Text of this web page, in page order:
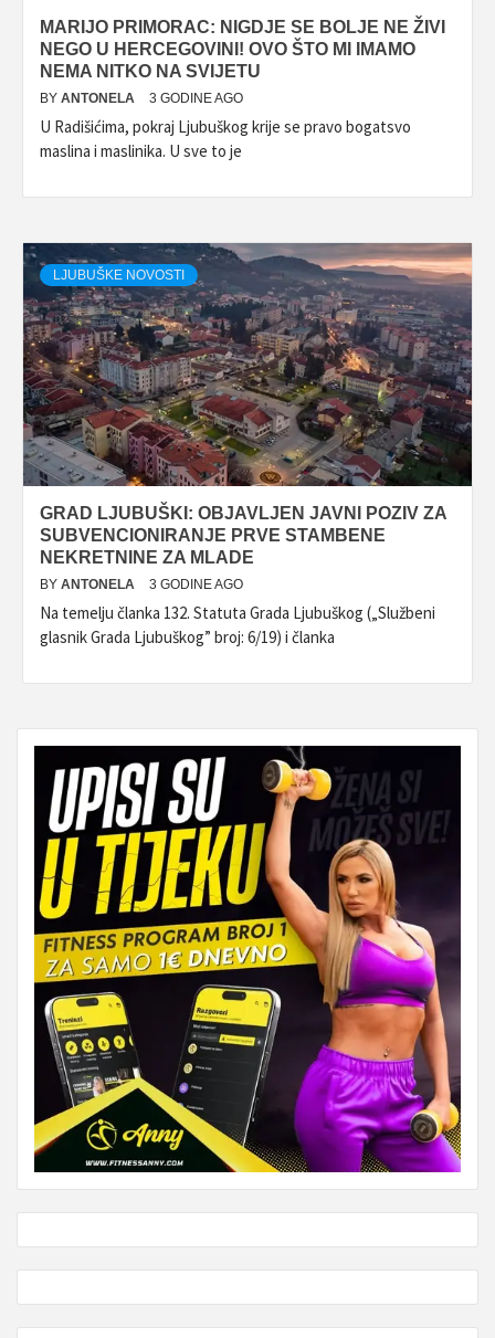
MARIJO PRIMORAC: NIGDJE SE BOLJE NE ŽIVI
NEGO U HERCEGOVINI! OVO ŠTO MI IMAMO
NEMA NITKO NA SVIJETU
BY ANTONELA 3 GODINE AGO
U Radišićima, pokraj Ljubuškog krije se pravo bogatsvo
maslina i maslinika. U sve to je
LJUBUŠKE NOVOSTI
GRAD LJUBUŠKI: OBJAVLJEN JAVNI POZIV ZA
SUBVENCIONIRANJE PRVE STAMBENE
NEKRETNINE ZA MLADE
BY ANTONELA 3 GODINE AGO
Na temelju članka 132. Statuta Grada Ljubuškog („Službeni
glasnik Grada Ljubuškog” broj: 6/19) i članka